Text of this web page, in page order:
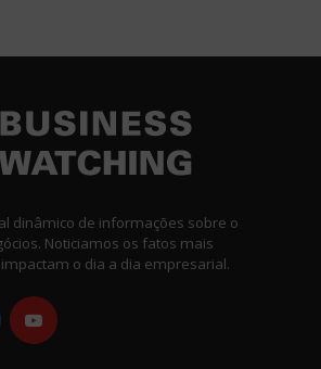
dinâmico de informações sobre o
Noticiamos os fatos mais
o dia a dia empresarial.